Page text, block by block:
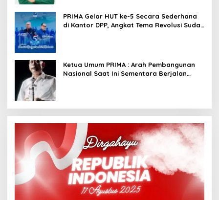
PRIMA Gelar HUT ke-5 Secara Sederhana
di Kantor DPP, Angkat Tema Revolusi Sudah
Ketua Umum PRIMA : Arah Pembangunan
Nasional Saat Ini Sementara Berjalan